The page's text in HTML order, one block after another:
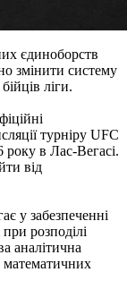
єдиноборств
змінити систему
ліги.
турніру UFC
року в Лас-Вегасі.
від
у забезпеченні
розподілі
аналітична
математичних